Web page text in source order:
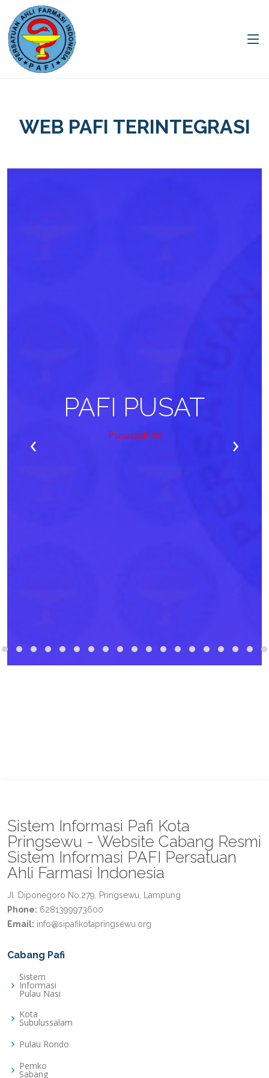
WEB PAFI TERINTEGRASI
PAFI PUSAT
Pusatpafi.id
‹ ›
Sistem Informasi Pafi Kota
Pringsewu - Website Cabang Resmi
Sistem Informasi PAFI Persatuan
Ahli Farmasi Indonesia
Jl. Diponegoro No.279, Pringsewu, Lampung
Phone: 6281399973600
Email: info@sipafikotapringsewu.org
Cabang Pafi
Sistem
Informasi
Pulau Nasi
Kota
Subulussalam
Pulau Rondo
Pemko
Sabang